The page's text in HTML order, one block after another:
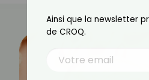
Ainsi que la newsletter
de CROQ.